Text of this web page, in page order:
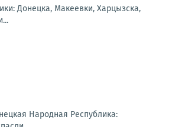
Донецка, Макеевки, Харцызска,
Народная Республика: